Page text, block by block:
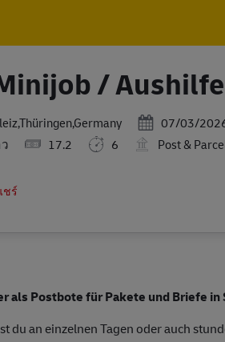
/
Posted Date
07/03/
17.2 6 Post &
ชร์
als Postbote für Pakete und Briefe in
du an einzelnen Tagen oder auch